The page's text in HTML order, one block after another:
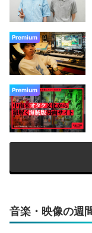
Premium
Premium
音楽・映像の週